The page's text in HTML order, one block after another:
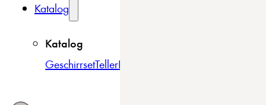
Katalog
Katalog
GeschirrsetTellerBowls & Schüsseln